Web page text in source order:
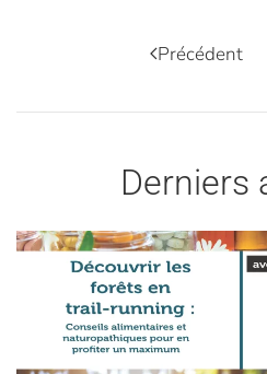
Précédent
Derniers